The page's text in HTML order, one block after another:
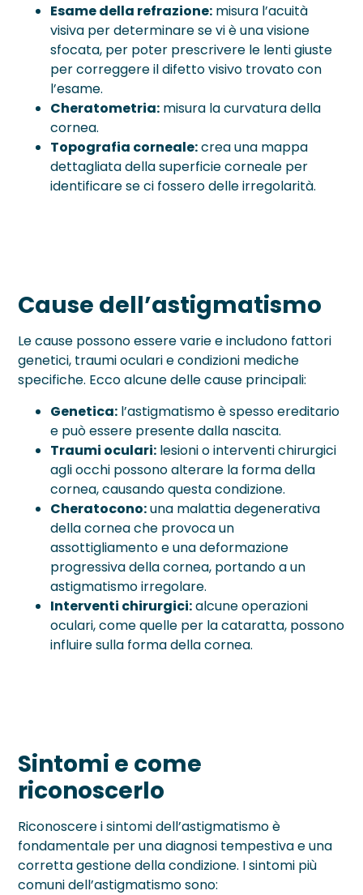
Esame della refrazione: misura l’acuità
visiva per determinare se vi è una visione
sfocata, per poter prescrivere le lenti giuste
per correggere il difetto visivo trovato con
l’esame.
Cheratometria: misura la curvatura della
cornea.
Topografia corneale:crea una mappa
dettagliata della superficie corneale per
identificare se ci fossero delle irregolarità.
Cause dell’astigmatismo
Le cause possono essere varie e includono fattori
genetici, traumi oculari e condizioni mediche
specifiche. Ecco alcune delle cause principali:
Genetica: l’astigmatismo è spesso ereditario
e può essere presente dalla nascita.
Traumi oculari: lesioni o interventi chirurgici
agli occhi possono alterare la forma della
cornea, causando questa condizione.
Cheratocono:una malattia degenerativa
della cornea che provoca un
assottigliamento e una deformazione
progressiva della cornea, portando a un
astigmatismo irregolare.
Interventi chirurgici:alcune operazioni
oculari, come quelle per la cataratta, possono
influire sulla forma della cornea.
Sintomi e come
riconoscerlo
Riconoscere i sintomi dell’astigmatismo è
fondamentale per una diagnosi tempestiva e una
corretta gestione della condizione. I sintomi più
comuni dell’astigmatismo sono: